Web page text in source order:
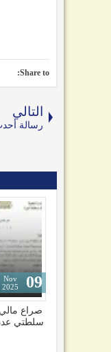
Share to:
التالي
رسالة
ملثم يضع طفلاً أمام
عمارة سكنية في